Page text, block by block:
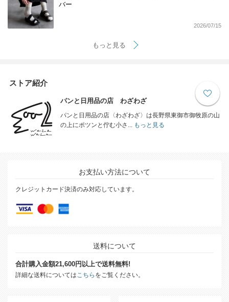
バー
2026/07/15
もっと見る
ストア紹介
パンと日用品の店 わざわざ
パンと日用品の店〈わざわざ〉は長野県東御市御牧原の山
の上にポツンと佇む小さ...もっと見る
お支払い方法について
クレジットカード決済のみ対応しています。
送料について
合計購入金額21,600円以上で送料無料!
詳細な送料についてはこちら をご覧ください。